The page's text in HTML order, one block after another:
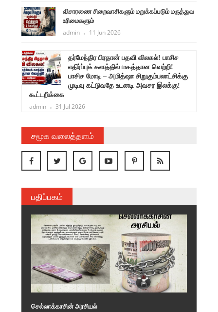
விசாரணை சிறைவாசிகளும் மறுக்கப்படும் மருத்துவ
உரிமைகளும்
admin 11 Jun 2026
தர்மேந்திர பிரதான் பதவி விலகல்! பாசிச
எதிர்ப்புக் களத்தில் மகத்தான வெற்றி!
பாசிச மோடி – அமித்ஷா சிறுகும்பலாட்சிக்கு
முடிவு கட்டுவதே உடனடி அவசர இலக்கு!
கூட்டறிக்கை
admin 31 Jul 2026
சமூக வலைத்தளம்
பதிப்பகம்
செல்லாக்காசின் அரசியல்